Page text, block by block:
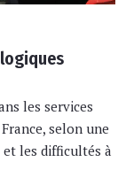
les services
selon une
et les difficultés à